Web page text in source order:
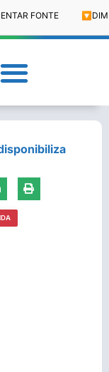
FONTE 🔽